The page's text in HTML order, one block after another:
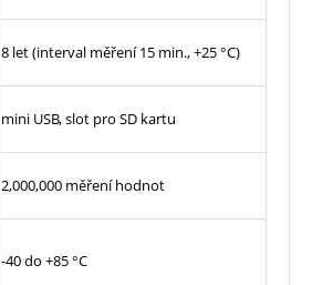
8 let (interval měření 15 min., +25 °C)
mini USB, slot pro SD kartu
2,000,000 měření hodnot
-40 do +85 °C